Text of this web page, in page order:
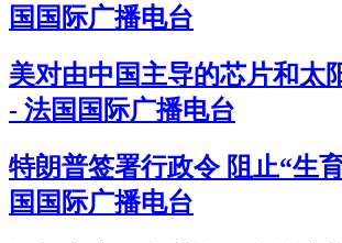
国国际广播电台
美对由中国主导的芯片和太
- 法国国际广播电台
特朗普签署行政令 阻止“生
国国际广播电台